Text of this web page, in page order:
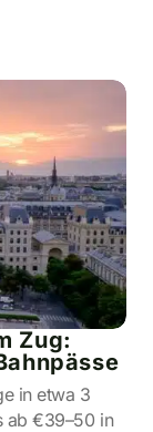
Zug:
in etwa 3
ab €39–50 in